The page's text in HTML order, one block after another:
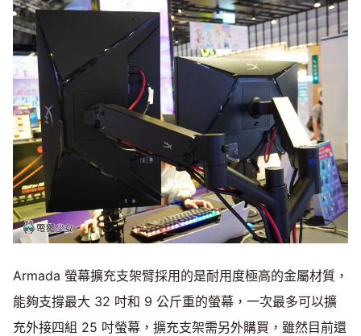
Armada 螢幕擴充支架臂採用的是耐用度極高的金屬材質，
能夠支撐最大 32 吋和 9 公斤重的螢幕，一次最多可以擴
充外接四組 25 吋螢幕，擴充支架需另外購買，雖然目前還